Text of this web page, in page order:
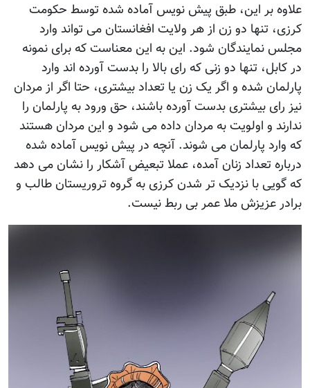
علاوه بر اين، طبق پيش نويس آماده شده توسط حکومت
کرزی، تنها دو زن از هر ولایت افغانستان می تواند وارد
مجلس نمایندگان شود. اين به اين معناست که برای نمونه
در کابل، تنها دو زنی که رای بالا را بدست آورده اند وارد
پارلمان شده و اگر يک زن یا تعداد بيشتری، حتا اگر از مردان
نيز رای بیشتری بدست آورده باشند، حق ورود به پارلمان را
ندارند و اولويت به مردان داده می شود و اين مردان هستند
که وارد پارلمان می شوند. آنچه در پيش نويس آماده شده
درباره تعداد زنان آمده، عملا تبعيض آشکار را نشان می دهد
که گویی با نزديک تر شدن کرزی به گروه تروريستان طالب و
برادر عزيزش ملا عمر بی ربط نيست.